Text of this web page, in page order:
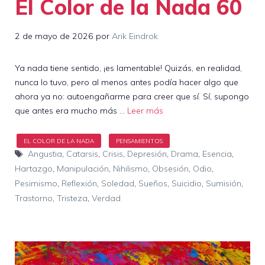
El Color de la Nada 60
2 de mayo de 2026 por Arik Eindrok
Ya nada tiene sentido, ¡es lamentable! Quizás, en realidad,
nunca lo tuvo, pero al menos antes podía hacer algo que
ahora ya no: autoengañarme para creer que sí. Sí, supongo
que antes era mucho más … Leer más
Etiquetas
Angustia, Catarsis, Crisis, Depresión, Drama, Esencia,
Hartazgo, Manipulación, Nihilismo, Obsesión, Odio,
Pesimismo, Reflexión, Soledad, Sueños, Suicidio, Sumisión,
Trastorno, Tristeza, Verdad